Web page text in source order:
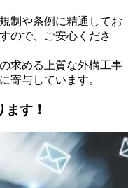
制や条例に精通してお
ので、ご安心くださ
求める上質な外構工事
寄与しています。
す！